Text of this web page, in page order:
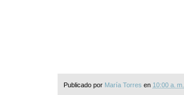
Publicado por María Torres en 10:00 a. m.